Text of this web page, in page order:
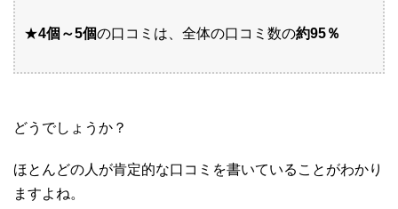
★4個～5個の口コミは、全体の口コミ数の約95％
どうでしょうか？
ほとんどの人が肯定的な口コミを書いていることがわかり
ますよね。